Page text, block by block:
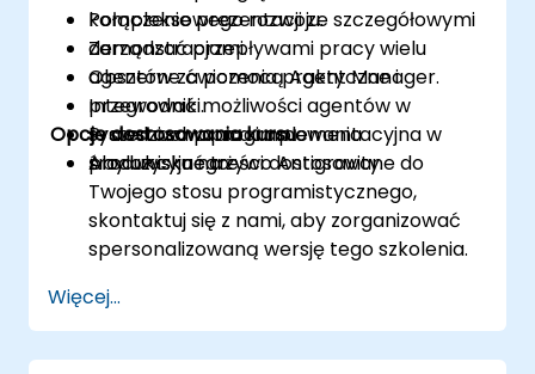
kompleksowego rozwoju.
Zarządzać przepływami pracy wielu
agentów za pomocą Agent Manager.
Integrować możliwości agentów w
systemach oprogramowania
produkcyjnego.
Połączenie prezentacji ze szczegółowymi
demonstracjami.
Obszerne ćwiczenia praktyczne i
przewodniki.
Prawdziwa praca implementacyjna w
środowisku na żywo Antigravity.
Opcje dostosowania kursu
Aby uzyskać treści dostosowane do
Twojego stosu programistycznego,
skontaktuj się z nami, aby zorganizować
spersonalizowaną wersję tego szkolenia.
Więcej...